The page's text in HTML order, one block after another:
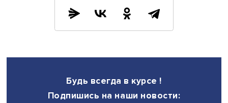
Он пояснил, что идея сотрудничества крайне важна.
Исследования показали, что ход эволюции
кооперации, тогда как индивидуумы со стратегическим
Ениколопов назвал прогрессивным изучение
взглядов людей на взаимодействие с учетом